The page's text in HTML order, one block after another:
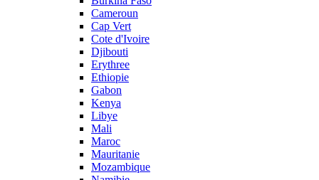
Cameroun
Cap Vert
Cote d'Ivoire
Djibouti
Erythree
Ethiopie
Gabon
Kenya
Libye
Mali
Maroc
Mauritanie
Mozambique